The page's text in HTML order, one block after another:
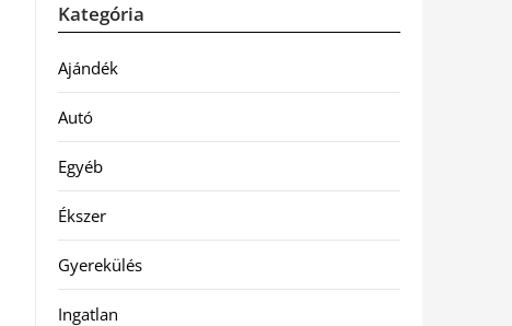
Kategória
Ajándék
Autó
Egyéb
Ékszer
Gyerekülés
Ingatlan